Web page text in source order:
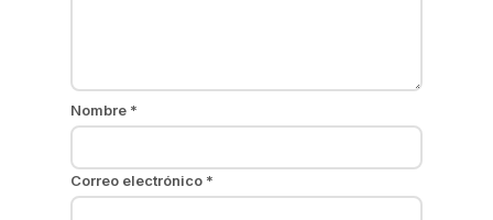
Nombre *
Correo electrónico *